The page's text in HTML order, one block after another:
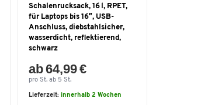
Schalenrucksack, 16 l, RPET,
für Laptops bis 16″, USB-
Anschluss, diebstahlsicher,
wasserdicht, reflektierend,
schwarz
ab 64,99 €
pro St. ab 5 St.
Lieferzeit: innerhalb 2 Wochen